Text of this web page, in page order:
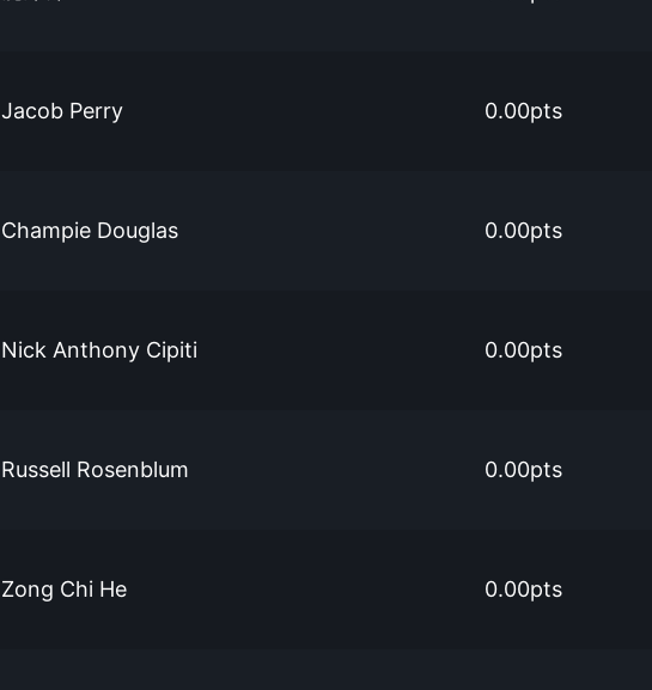
Jacob Perry 0.00pts
Champie Douglas 0.00pts
Nick Anthony Cipiti 0.00pts
Russell Rosenblum 0.00pts
Zong Chi He 0.00pts